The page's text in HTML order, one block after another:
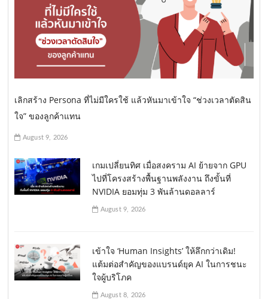
เลิกสร้าง Persona ที่ไม่มีใครใช้ แล้วหันมาเข้าใจ “ช่วงเวลาตัดสิน
ใจ” ของลูกค้าแทน
August 9, 2026
เกมเปลี่ยนทิศ เมื่อสงคราม AI ย้ายจาก GPU
ไปที่โครงสร้างพื้นฐานพลังงาน ถึงขั้นที่
NVIDIA ยอมทุ่ม 3 พันล้านดอลลาร์
August 9, 2026
เข้าใจ ‘Human Insights’ ให้ลึกกว่าเดิม!
แต้มต่อสำคัญของแบรนด์ยุค AI ในการชนะ
ใจผู้บริโภค
August 8, 2026